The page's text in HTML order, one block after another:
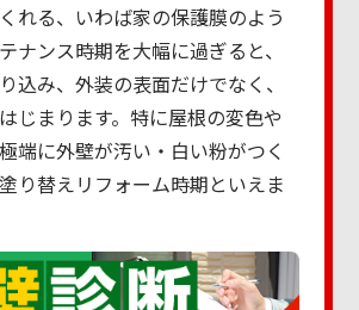
れる、いわば家の保護膜のよう
ナンス時期を大幅に過ぎると、
込み、外装の表面だけでなく、
じまります。特に屋根の変色や
端に外壁が汚い・白い粉がつく
り替えリフォーム時期といえま